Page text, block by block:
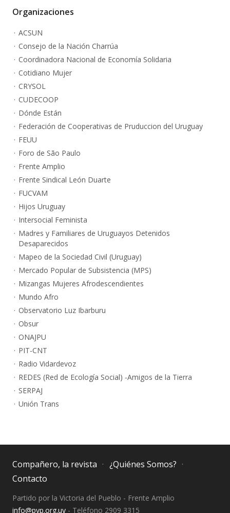
Organizaciones
ACSUN
Consejo de la Nación Charrúa
Coordinadora Nacional de Economía Solidaria
Cotidiano Mujer
CRYSOL
CUDECOOP
Dónde Están
Federación de Cooperativas de Pruduccion del Uruguay
FEUU
Foro de São Paulo
Frente Amplio
Frente Sindical León Duarte
FUCVAM
Hijos Uruguay
Intersocial Feminista
Madres y Familiares de Uruguayos Detenidos
Desaparecidos
Mapeo de la Sociedad Civil (Uruguay)
Mercado Popular de Subsistencia (MPS)
Mizangas Mujeres Afrodescendientes
Mundo Afro
Observatorio Luz Ibarburu
Obsur
ONAJPU
PIT-CNT
Radio Vidardevoz
REDES (Red de Ecología Social) -Amigos de la Tierra
SERPAJ
Unión Trans
Compañero, la revista
¿Quiénes Somos?
Contacto
Partido por la Victoria del Pueblo - Frente Amplio
info@pvp.org.uy - Teléfono 2909 3315